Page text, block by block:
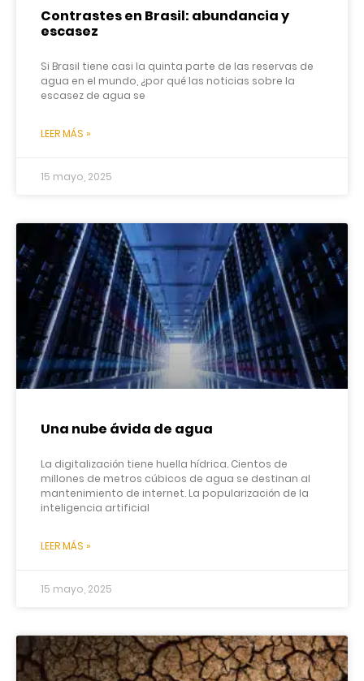
Contrastes en Brasil: abundancia y
escasez
Si Brasil tiene casi la quinta parte de las reservas de
agua en el mundo, ¿por qué las noticias sobre la
escasez de agua se
LEER MÁS »
15 mayo, 2025
Una nube ávida de agua
La digitalización tiene huella hídrica. Cientos de
millones de metros cúbicos de agua se destinan al
mantenimiento de internet. La popularización de la
inteligencia artificial
LEER MÁS »
15 mayo, 2025